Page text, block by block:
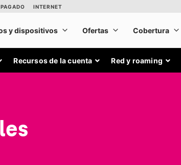
Recursos de la cuenta Red y roaming